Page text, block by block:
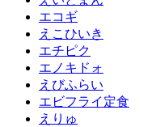
エコギ
えこひいき
エチピク
エノキドォ
えびふらい
エビフライ定食
えりゅ